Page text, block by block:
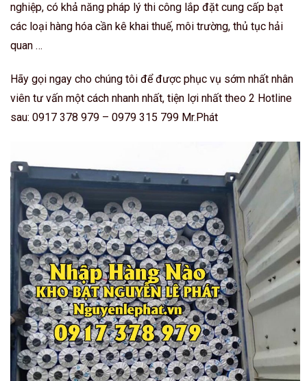
nghiệp, có khả năng pháp lý thi công lắp đặt cung cấp bạt
các loại hàng hóa cần kê khai thuế, môi trường, thủ tục hải
quan …
Hãy gọi ngay cho chúng tôi để được phục vụ sớm nhất nhân
viên tư vấn một cách nhanh nhất, tiện lợi nhất theo 2 Hotline
sau: 0917 378 979 – 0979 315 799 Mr.Phát